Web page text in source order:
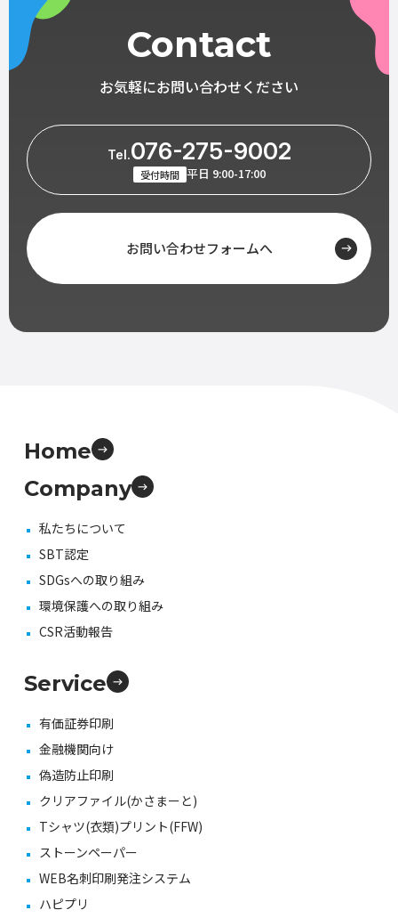
Contact
お気軽にお問い合わせください
Tel.076-275-9002
受付時間 平日 9:00-17:00
お問い合わせフォームへ
Home
Company
私たちについて
SBT認定
SDGsへの取り組み
環境保護への取り組み
CSR活動報告
Service
有価証券印刷
金融機関向け
偽造防止印刷
クリアファイル(かさまーと)
Tシャツ(衣類)プリント(FFW)
ストーンペーパー
WEB名刺印刷発注システム
ハピプリ